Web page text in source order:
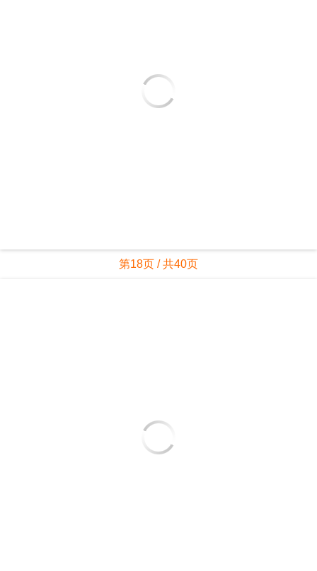
第18页 / 共40页